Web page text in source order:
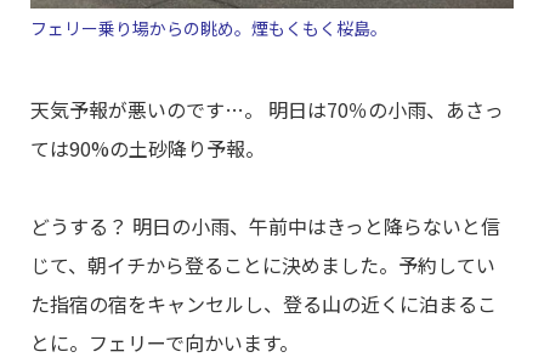
フェリー乗り場からの眺め。煙もくもく桜島。
天気予報が悪いのです…。 明日は70％の小雨、あさっ
ては90%の土砂降り予報。
どうする？ 明日の小雨、午前中はきっと降らないと信
じて、朝イチから登ることに決めました。予約してい
た指宿の宿をキャンセルし、登る山の近くに泊まるこ
とに。フェリーで向かいます。